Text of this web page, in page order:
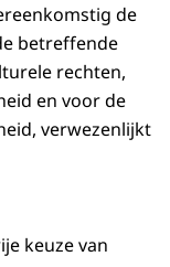
de
betreffende
rechten,
en voor de
verwezenlijkt
keuze van